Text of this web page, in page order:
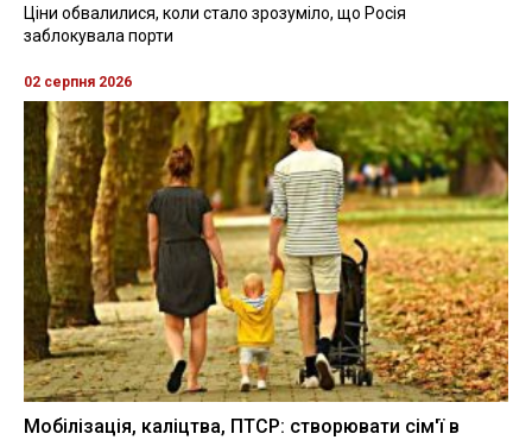
Ціни обвалилися, коли стало зрозуміло, що Росія
заблокувала порти
02 серпня 2026
Мобілізація, каліцтва, ПТСР: створювати сім'ї в